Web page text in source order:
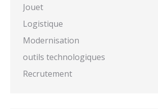
Jouet
Logistique
Modernisation
outils technologiques
Recrutement